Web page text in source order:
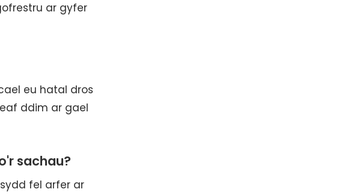
ar gyfer
eu hatal dros
ddim ar gael
sachau?
fel arfer ar